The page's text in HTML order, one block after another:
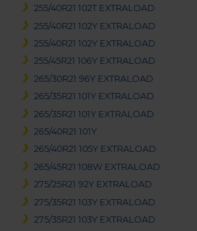
255/40R21 102T EXTRALOAD
255/40R21 102Y EXTRALOAD
255/40R21 102Y EXTRALOAD
255/45R21 106Y EXTRALOAD
265/30R21 96Y EXTRALOAD
265/35R21 101Y EXTRALOAD
265/35R21 101Y EXTRALOAD
265/40R21 101Y
265/40R21 105Y EXTRALOAD
265/45R21 108W EXTRALOAD
275/25R21 92Y EXTRALOAD
275/35R21 103Y EXTRALOAD
275/35R21 103Y EXTRALOAD